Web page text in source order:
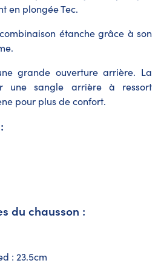
en plongée Tec.
étanche grâce à son
grande ouverture arrière. La
une sangle arrière à ressort
pour plus de confort.
du chausson :
: 23.5cm